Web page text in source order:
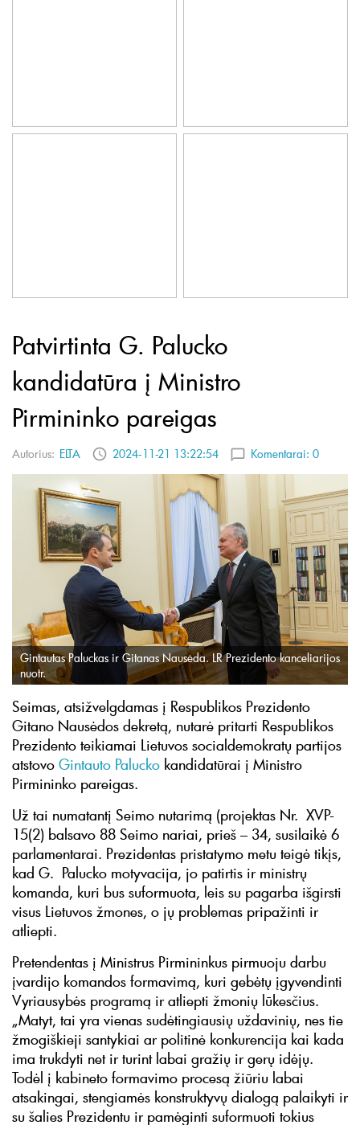
Patvirtinta G. Palucko
kandidatūra į Ministro
Pirmininko pareigas
Autorius: ELTA 2024-11-21 13:22:54 Komentarai: 0
Gintautas Paluckas ir Gitanas Nausėda. LR Prezidento kanceliarijos
nuotr.
Seimas, atsižvelgdamas į Respublikos Prezidento
Gitano Nausėdos dekretą, nutarė pritarti Respublikos
Prezidento teikiamai Lietuvos socialdemokratų partijos
atstovo Gintauto Palucko kandidatūrai į Ministro
Pirmininko pareigas.
Už tai numatantį Seimo nutarimą (projektas Nr. XVP-
15(2) balsavo 88 Seimo nariai, prieš – 34, susilaikė 6
parlamentarai. Prezidentas pristatymo metu teigė tikįs,
kad G. Palucko motyvacija, jo patirtis ir ministrų
komanda, kuri bus suformuota, leis su pagarba išgirsti
visus Lietuvos žmones, o jų problemas pripažinti ir
atliepti.
Pretendentas į Ministrus Pirmininkus pirmuoju darbu
įvardijo komandos formavimą, kuri gebėtų įgyvendinti
Vyriausybės programą ir atliepti žmonių lūkesčius.
„Matyt, tai yra vienas sudėtingiausių uždavinių, nes tie
žmogiškieji santykiai ar politinė konkurencija kai kada
ima trukdyti net ir turint labai gražių ir gerų idėjų.
Todėl į kabineto formavimo procesą žiūriu labai
atsakingai, stengiamės konstruktyvų dialogą palaikyti ir
su šalies Prezidentu ir pamėginti suformuoti tokius